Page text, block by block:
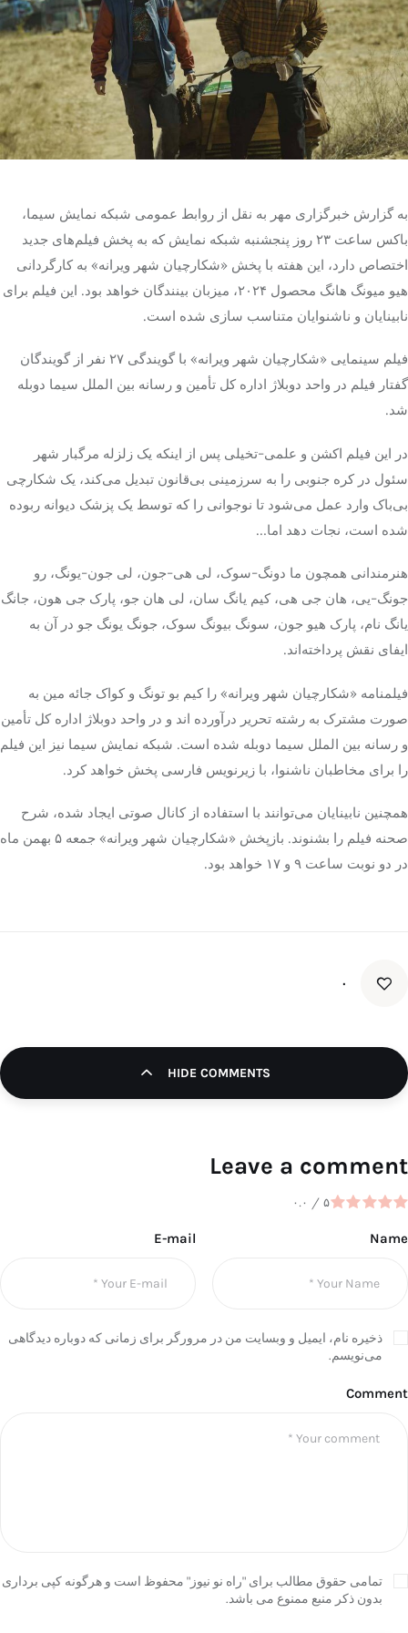
تک کده
پایگاه خبری آبان
خرید موتور ایمپلنت
به گزارش خبرگزاری مهر به نقل از روابط عمومی شبکه نمایش سیما،
باکس ساعت ۲۳ روز پنجشنبه شبکه نمایش که به پخش فیلم‌های جدید
اختصاص دارد، این هفته با پخش «شکارچیان شهر ویرانه» به کارگردانی
هیو میونگ هانگ
محصول ۲۰۲۴، میزبان بینندگان خواهد بود. این فیلم برای
نابینایان و ناشنوایان متناسب سازی شده است.
فیلم سینمایی «شکارچیان شهر ویرانه» با گویندگی ۲۷ نفر از گویندگان
گفتار فیلم در واحد دوبلاژ اداره کل تأمین و رسانه بین الملل سیما دوبله
شد.
در این فیلم اکشن و علمی-تخیلی پس از اینکه یک زلزله مرگبار شهر
سئول در کره جنوبی را به سرزمینی بی‌قانون تبدیل می‌کند، یک شکارچی
بی‌باک وارد عمل می‌شود تا نوجوانی را که توسط یک پزشک دیوانه ربوده
شده است، نجات دهد اما…
هنرمندانی همچون ما دونگ-سوک، لی هی-جون، لی جون-یونگ، رو
جونگ-یی، هان جی هی، کیم یانگ سان، لی هان جو، پارک جی هون، جانگ
یانگ نام، پارک هیو جون، سونگ بیونگ سوک، جونگ یونگ جو در آن به
ایفای نقش پرداخته‌اند.
فیلمنامه «شکارچیان شهر ویرانه» را کیم بو تونگ و کواک جائه مین به
صورت مشترک به رشته تحریر درآورده اند و در واحد دوبلاژ اداره کل تأمین
و رسانه بین الملل سیما دوبله شده است. شبکه نمایش سیما نیز این فیلم
را برای مخاطبان ناشنوا، با زیرنویس فارسی پخش خواهد کرد.
همچنین نابینایان می‌توانند با استفاده از کانال صوتی ایجاد شده، شرح
صحنه فیلم را بشنوند. بازپخش «شکارچیان شهر ویرانه» جمعه ۵ بهمن ماه
در دو نوبت ساعت ۹ و ۱۷ خواهد بود.
۰
HIDE COMMENTS
Leave a comment
۰.۰ / ۵
Name
E-mail
ذخیره نام، ایمیل و وبسایت من در مرورگر برای زمانی که دوباره دیدگاهی
می‌نویسم.
Comment
تمامی حقوق مطالب برای "راه نو نیوز" محفوظ است و هرگونه کپی برداری
بدون ذکر منبع ممنوع می باشد.